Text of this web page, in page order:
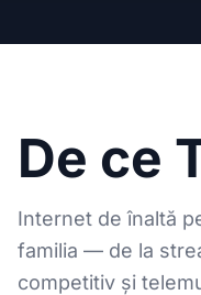
De ce
Internet de înaltă
familia — de la
competitiv și